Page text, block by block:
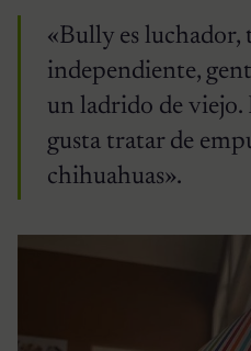
«Bully es luchador,
independiente,
un ladrido de viejo.
gusta tratar de
chihuahuas».